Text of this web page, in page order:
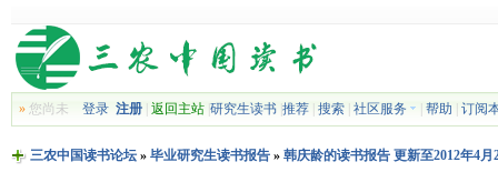
»您尚未 登录 注册| 返回主站| 研究生读书| 推荐| 搜索| 社区服务 帮助 订阅
三农中国读书论坛» 毕业研究生读书报告» 韩庆龄的读书报告 更新至2012年4月